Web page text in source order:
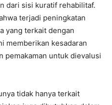
dari sisi kuratif rehabilitaf.
terjadi peningkatan
yang terkait dengan
memberikan kesadaran
pemakaman untuk dievalusi
tidak hanya terkait